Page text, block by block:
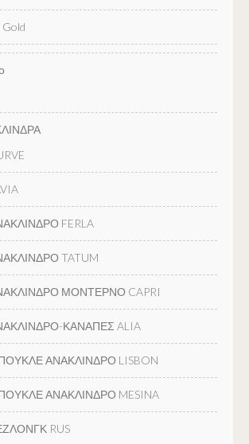
Gold
FERLA
TATUM
ΜΟΝΤΕΡΝΟ CAPRI
ΚΑΝΑΠΕΣ ALIA
ΑΝΑΚΛΙΝΔΡΟ LISBON
ΑΝΑΚΛΙΝΔΡΟ MESINA
RUS